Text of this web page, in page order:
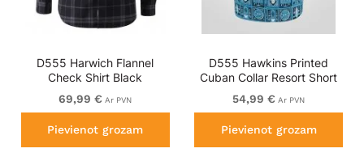
D555 Harwich Flannel
Check Shirt Black
69,99 € Ar PVN
Pievienot grozam
D555 Hawkins Printed
Cuban Collar Resort Short
Sleeve Shirt Teal
54,99 € Ar PVN
Pievienot grozam